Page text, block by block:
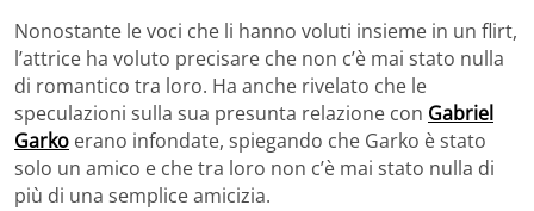
Nonostante le voci che li hanno voluti insieme in un flirt,
l’attrice ha voluto precisare che non c’è mai stato nulla
di romantico tra loro. Ha anche rivelato che le
speculazioni sulla sua presunta relazione con Gabriel
Garko erano infondate, spiegando che Garko è stato
solo un amico e che tra loro non c’è mai stato nulla di
più di una semplice amicizia.